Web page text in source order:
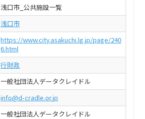
浅口市_公共施設一覧
浅口市
https://www.city.asakuchi.lg.jp/page/240
6.html
行財政
一般社団法人データクレイドル
info@d-cradle.or.jp
一般社団法人データクレイドル